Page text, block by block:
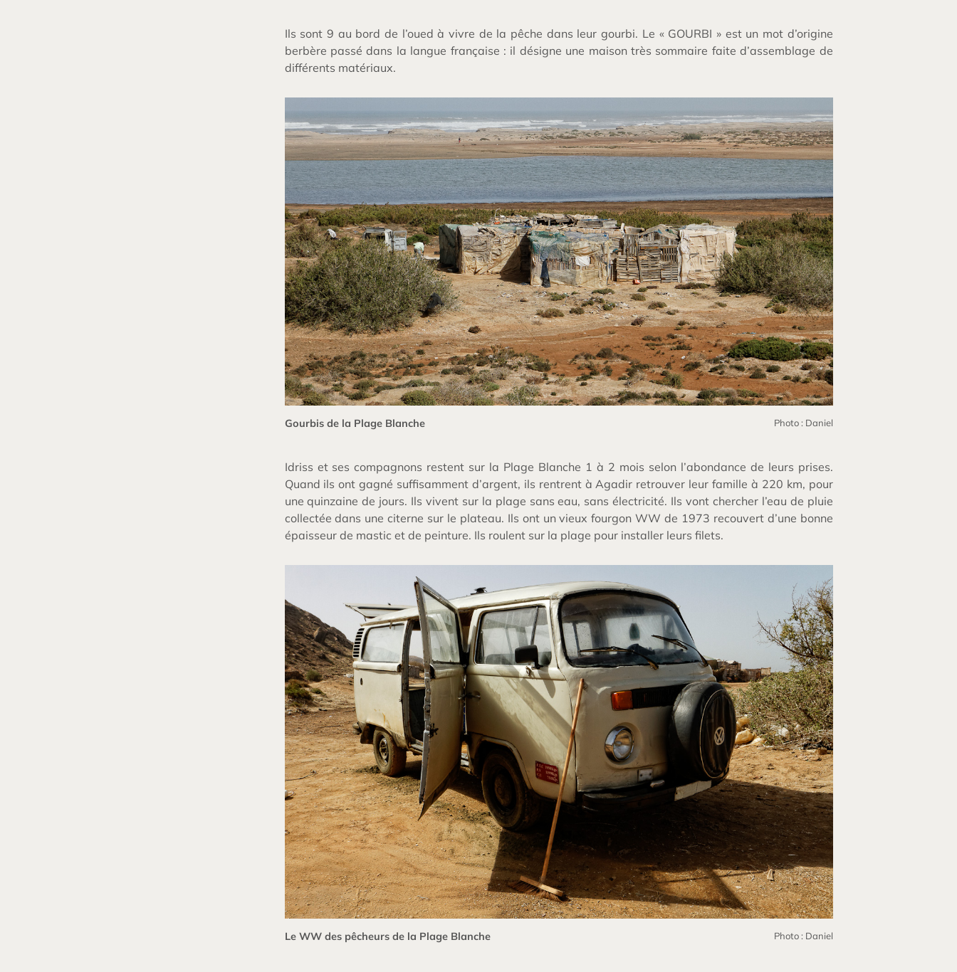
Ils sont 9 au bord de l’oued à vivre de la pêche dans leur gourbi. Le « GOURBI » est un mot d’origine
berbère passé dans la langue française : il désigne une maison très sommaire faite d’assemblage de
différents matériaux.
Gourbis de la Plage Blanche Photo : Daniel
Idriss et ses compagnons restent sur la Plage Blanche 1 à 2 mois selon l’abondance de leurs prises.
Quand ils ont gagné suffisamment d’argent, ils rentrent à Agadir retrouver leur famille à 220 km, pour
une quinzaine de jours. Ils vivent sur la plage sans eau, sans électricité. Ils vont chercher l’eau de pluie
collectée dans une citerne sur le plateau. Ils ont un vieux fourgon WW de 1973 recouvert d’une bonne
épaisseur de mastic et de peinture. Ils roulent sur la plage pour installer leurs filets.
Le WW des pêcheurs de la Plage Blanche Photo : Daniel